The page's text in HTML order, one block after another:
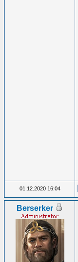
01.12.2020 16:04
Berserker